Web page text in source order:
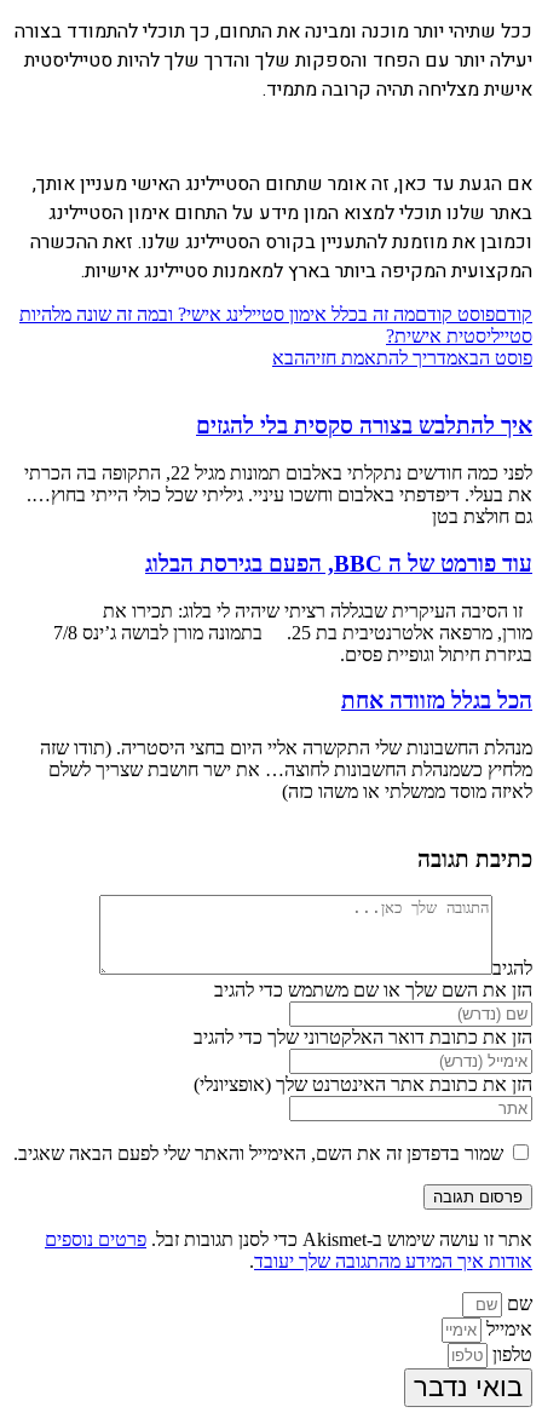
ככל שתיהי יותר מוכנה ומבינה את התחום, כך תוכלי להתמודד בצורה
יעילה יותר עם הפחד והספקות שלך והדרך שלך להיות סטייליסטית
אישית מצליחה תהיה קרובה מתמיד.
אם הגעת עד כאן, זה אומר שתחום הסטיילינג האישי מעניין אותך,
באתר שלנו תוכלי למצוא המון מידע על התחום אימון הסטיילינג
וכמובן את מוזמנת להתעניין בקורס הסטיילינג שלנו. זאת ההכשרה
המקצועית המקיפה ביותר בארץ למאמנות סטיילינג אישיות.
קודםפוסט קודםמה זה בכלל אימון סטיילינג אישי? ובמה זה שונה מלהיות
סטייליסטית אישית?
פוסט הבאמדריך להתאמת חזיההבא
איך להתלבש בצורה סקסית בלי להגזים
לפני כמה חודשים נתקלתי באלבום תמונות מגיל 22, התקופה בה הכרתי
את בעלי. דיפדפתי באלבום וחשכו עיניי. גיליתי שכל כולי הייתי בחוץ….
גם חולצת בטן
עוד פורמט של ה BBC, הפעם בגירסת הבלוג
זו הסיבה העיקרית שבגללה רציתי שיהיה לי בלוג: תכירו את
מורן, מרפאה אלטרנטיבית בת 25. בתמונה מורן לבושה ג’ינס 7/8
בגיזרת חיתול וגופיית פסים.
הכל בגלל מזוודה אחת
מנהלת החשבונות שלי התקשרה אליי היום בחצי היסטריה. (תודו שזה
מלחיץ כשמנהלת החשבונות לחוצה… את ישר חושבת שצריך לשלם
לאיזה מוסד ממשלתי או משהו כזה)
כתיבת תגובה
להגיב
הזן את השם שלך או שם משתמש כדי להגיב
הזן את כתובת דואר האלקטרוני שלך כדי להגיב
הזן את כתובת אתר האינטרנט שלך (אופציונלי)
שמור בדפדפן זה את השם, האימייל והאתר שלי לפעם הבאה שאגיב.
אתר זו עושה שימוש ב-Akismet כדי לסנן תגובות זבל.
פרטים נוספים
אודות איך המידע מהתגובה שלך יעובד.
שם
אימייל
טלפון
בואי נדבר